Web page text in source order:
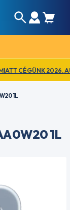
CÉGÜNK 2026.
1L
0W20 1L